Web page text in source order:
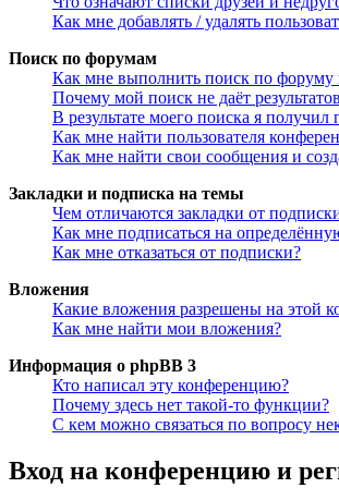
Как мне добавлять / удалять
Поиск по форумам
Как мне выполнить поиск по
Почему мой поиск не даёт
В результате моего поиска я
Как мне найти пользователя
Как мне найти свои сообщения и
Закладки и подписка на темы
Чем отличаются закладки от
Как мне подписаться на
Как мне отказаться от подписки?
Вложения
Какие вложения разрешены на этой
Как мне найти мои вложения?
Информация о phpBB 3
Кто написал эту конференцию?
Почему здесь нет такой-то функции?
С кем можно связаться по вопросу
Вход на конференцию и